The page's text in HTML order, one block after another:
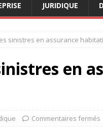
JURIDIQUE
sinistres en assurance
en
Commentaires fermés